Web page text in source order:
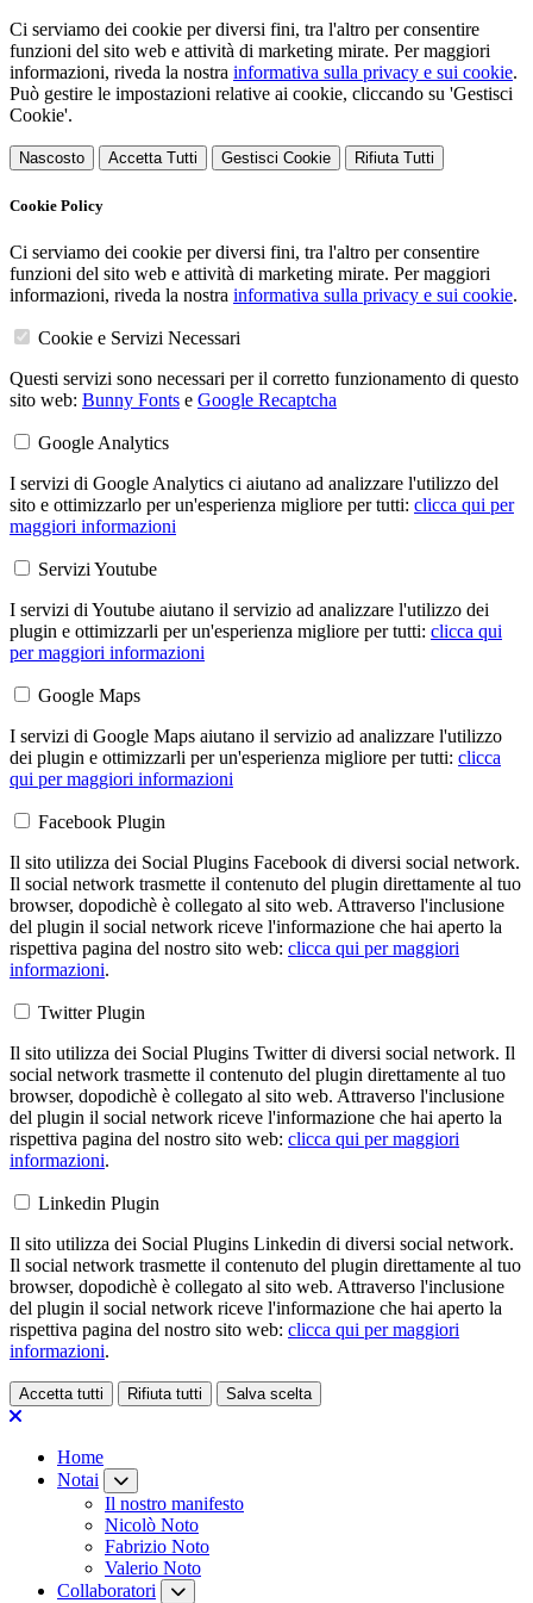
Ci serviamo dei cookie per diversi fini, tra l'altro per consentire
funzioni del sito web e attività di marketing mirate. Per maggiori
informazioni, riveda la nostra informativa sulla privacy e sui cookie.
Può gestire le impostazioni relative ai cookie, cliccando su 'Gestisci
Cookie'.
Nascosto Accetta Tutti Gestisci Cookie Rifiuta Tutti
Cookie Policy
Ci serviamo dei cookie per diversi fini, tra l'altro per consentire
funzioni del sito web e attività di marketing mirate. Per maggiori
informazioni, riveda la nostra informativa sulla privacy e sui cookie.
Cookie e Servizi Necessari
Questi servizi sono necessari per il corretto funzionamento di questo
sito web: Bunny Fonts e Google Recaptcha
Google Analytics
I servizi di Google Analytics ci aiutano ad analizzare l'utilizzo del
sito e ottimizzarlo per un'esperienza migliore per tutti: clicca qui per
maggiori informazioni
Servizi Youtube
I servizi di Youtube aiutano il servizio ad analizzare l'utilizzo dei
plugin e ottimizzarli per un'esperienza migliore per tutti: clicca qui
per maggiori informazioni
Google Maps
I servizi di Google Maps aiutano il servizio ad analizzare l'utilizzo
dei plugin e ottimizzarli per un'esperienza migliore per tutti: clicca
qui per maggiori informazioni
Facebook Plugin
Il sito utilizza dei Social Plugins Facebook di diversi social network.
Il social network trasmette il contenuto del plugin direttamente al tuo
browser, dopodichè è collegato al sito web. Attraverso l'inclusione
del plugin il social network riceve l'informazione che hai aperto la
rispettiva pagina del nostro sito web: clicca qui per maggiori
informazioni.
Twitter Plugin
Il sito utilizza dei Social Plugins Twitter di diversi social network. Il
social network trasmette il contenuto del plugin direttamente al tuo
browser, dopodichè è collegato al sito web. Attraverso l'inclusione
del plugin il social network riceve l'informazione che hai aperto la
rispettiva pagina del nostro sito web: clicca qui per maggiori
informazioni.
Linkedin Plugin
Il sito utilizza dei Social Plugins Linkedin di diversi social network.
Il social network trasmette il contenuto del plugin direttamente al tuo
browser, dopodichè è collegato al sito web. Attraverso l'inclusione
del plugin il social network riceve l'informazione che hai aperto la
rispettiva pagina del nostro sito web: clicca qui per maggiori
informazioni.
Accetta tutti Rifiuta tutti Salva scelta
Loading...
Home
Notai
Il nostro manifesto
Nicolò Noto
Fabrizio Noto
Valerio Noto
Collaboratori